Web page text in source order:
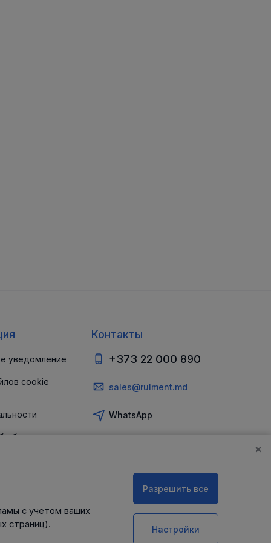
уведомление
cookie
обеспечении
Контакты
+373 22 000 890
sales@rulment.md
WhatsApp
×
с учетом ваших
страниц).
Разрешить все
Настройки